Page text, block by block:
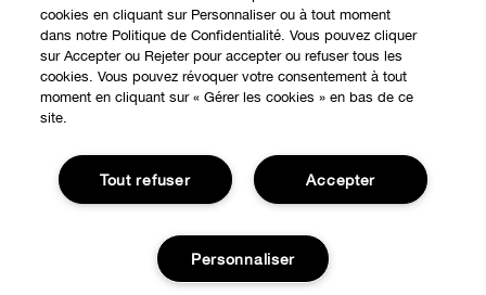
EXPÉRIENCE EN LIGNE
cookies en cliquant sur Personnaliser ou à tout moment
dans notre Politique de Confidentialité. Vous pouvez cliquer
sur Accepter ou Rejeter pour accepter ou refuser tous les
cookies. Vous pouvez révoquer votre consentement à tout
moment en cliquant sur « Gérer les cookies » en bas de ce
site.
Accepter
Tout refuser
Personnaliser